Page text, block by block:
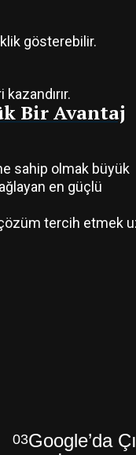
gösterebilir.
Bir Avantaj
sahip olmak büyük
en güçlü
çözüm tercih etmek
03Google’da